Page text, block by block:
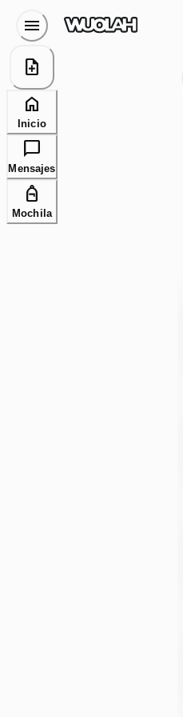
menu
note_add
home
Inicio
chat_bubble
Mensajes
personal_bag
Mochila